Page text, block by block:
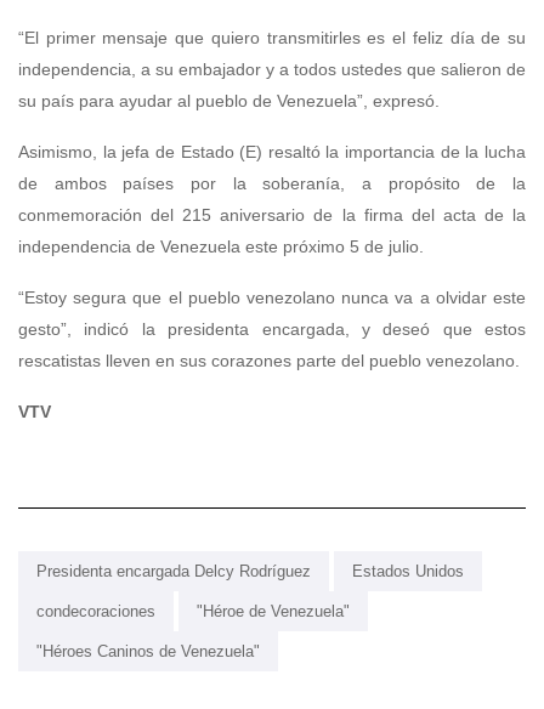
“El primer mensaje que quiero transmitirles es el feliz día de su
independencia, a su embajador y a todos ustedes que salieron de
su país para ayudar al pueblo de Venezuela”, expresó.
Asimismo, la jefa de Estado (E) resaltó la importancia de la lucha
de ambos países por la soberanía, a propósito de la
conmemoración del 215 aniversario de la firma del acta de la
independencia de Venezuela este próximo 5 de julio.
“Estoy segura que el pueblo venezolano nunca va a olvidar este
gesto”, indicó la presidenta encargada, y deseó que estos
rescatistas lleven en sus corazones parte del pueblo venezolano.
VTV
Presidenta encargada Delcy Rodríguez Estados Unidos
condecoraciones "Héroe de Venezuela"
"Héroes Caninos de Venezuela"